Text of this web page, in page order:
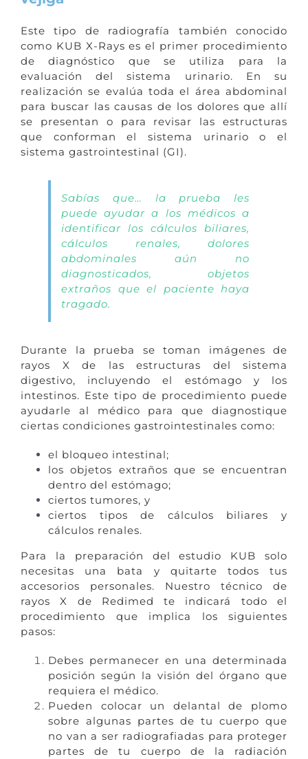
Este tipo de radiografía también conocido
como KUB X-Rays es el primer procedimiento
de diagnóstico que se utiliza para la
evaluación del sistema urinario. En su
realización se evalúa toda el área abdominal
para buscar las causas de los dolores que allí
se presentan o para revisar las estructuras
que conforman el sistema urinario o el
sistema gastrointestinal (GI).
Sabías que… la prueba les
puede ayudar a los médicos a
identificar los cálculos biliares,
cálculos renales, dolores
abdominales aún no
diagnosticados, objetos
extraños que el paciente haya
tragado.
Durante la prueba se toman imágenes de
rayos X de las estructuras del sistema
digestivo, incluyendo el estómago y los
intestinos. Este tipo de procedimiento puede
ayudarle al médico para que diagnostique
ciertas condiciones gastrointestinales como:
el bloqueo intestinal;
los objetos extraños que se encuentran
dentro del estómago;
ciertos tumores, y
ciertos tipos de cálculos biliares y
cálculos renales.
Para la preparación del estudio KUB solo
necesitas una bata y quitarte todos tus
accesorios personales. Nuestro técnico de
rayos X de Redimed te indicará todo el
procedimiento que implica los siguientes
pasos:
Debes permanecer en una determinada
posición según la visión del órgano que
requiera el médico.
Pueden colocar un delantal de plomo
sobre algunas partes de tu cuerpo que
no van a ser radiografiadas para proteger
partes de tu cuerpo de la radiación